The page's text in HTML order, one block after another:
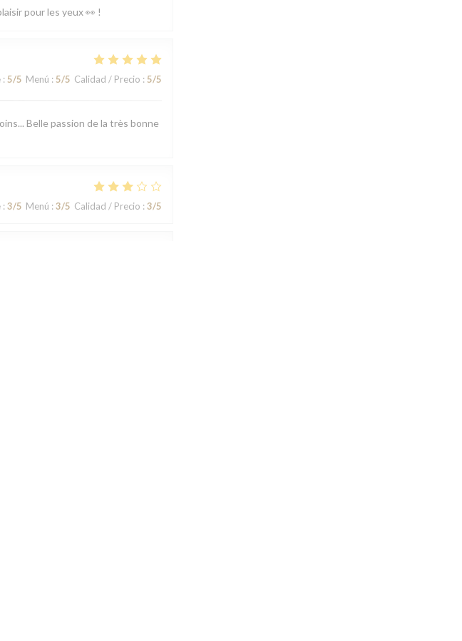
pour les yeux 👀 !
: 5/5 Menú : 5/5 Calidad / Precio : 5/5
Belle passion de la très bonne
: 3/5 Menú : 3/5 Calidad / Precio : 3/5